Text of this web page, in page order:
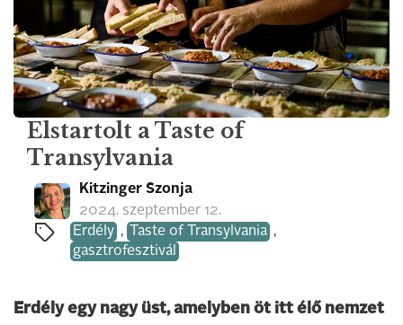
Elstartolt a Taste of
Transylvania
Kitzinger Szonja
2024. szeptember 12.
Erdély , Taste of Transylvania ,
gasztrofesztivál
Erdély egy nagy üst, amelyben öt itt élő nemzet